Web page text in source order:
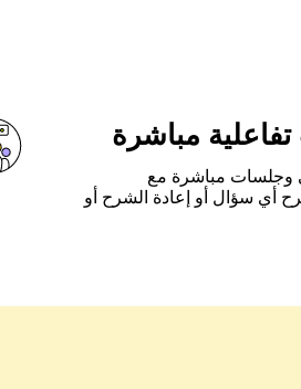
مباشرة
وجلسات مباشرة مع
أي سؤال أو إعادة الشرح أو